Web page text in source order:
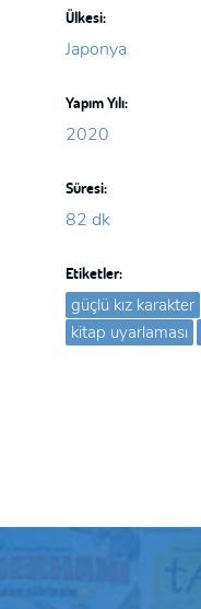
Ülkesi:
Japonya
Yapım Yılı:
2020
Süresi:
82 dk
Etiketler:
güçlü kız karakter
kitap uyarlaması